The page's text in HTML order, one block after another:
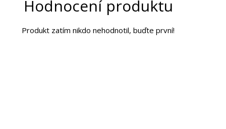
Hodnocení produktu
Produkt zatím nikdo nehodnotil, buďte první!